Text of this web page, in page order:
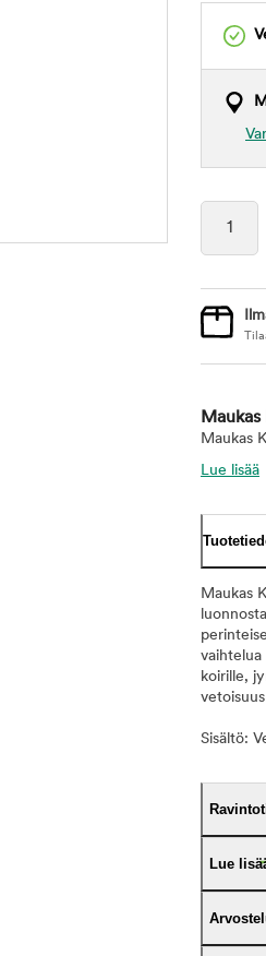
Maukas
Lue lisää
Maukas
vaihtelua
koirille,
Sisältö:
Lue